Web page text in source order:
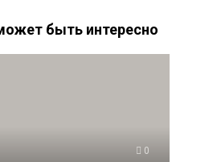
быть интересно
0